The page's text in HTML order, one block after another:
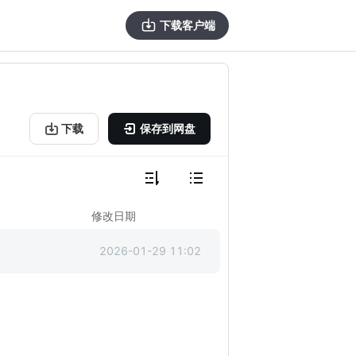
下载客户端
下载 保存到网盘
修改日期
2026-01-29 11:02